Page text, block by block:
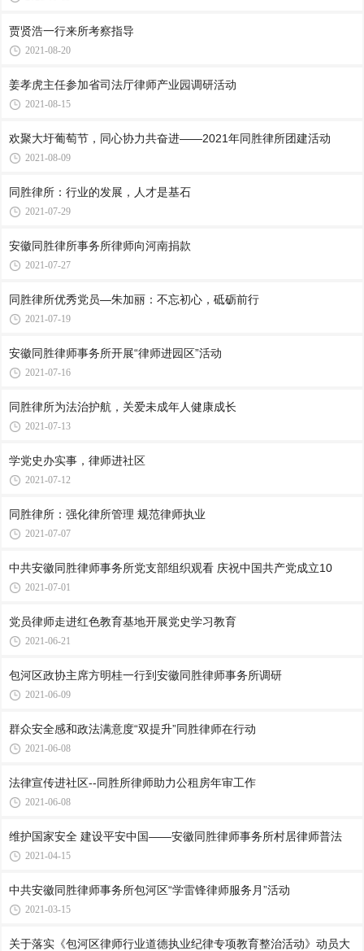
贾贤浩一行来所考察指导
2021-08-20
姜孝虎主任参加省司法厅律师产业园调研活动
2021-08-15
欢聚大圩葡萄节，同心协力共奋进——2021年同胜律所团建活动
2021-08-09
同胜律所：行业的发展，人才是基石
2021-07-29
安徽同胜律所事务所律师向河南捐款
2021-07-27
同胜律所优秀党员—朱加丽：不忘初心，砥砺前行
2021-07-19
安徽同胜律师事务所开展“律师进园区”活动
2021-07-16
同胜律所为法治护航，关爱未成年人健康成长
2021-07-13
学党史办实事，律师进社区
2021-07-12
同胜律所：强化律所管理 规范律师执业
2021-07-07
中共安徽同胜律师事务所党支部组织观看 庆祝中国共产党成立10
2021-07-01
党员律师走进红色教育基地开展党史学习教育
2021-06-21
包河区政协主席方明桂一行到安徽同胜律师事务所调研
2021-06-09
群众安全感和政法满意度“双提升”同胜律师在行动
2021-06-08
法律宣传进社区--同胜所律师助力公租房年审工作
2021-06-08
维护国家安全 建设平安中国——安徽同胜律师事务所村居律师普法
2021-04-15
中共安徽同胜律师事务所包河区“学雷锋律师服务月”活动
2021-03-15
关于落实《包河区律师行业道德执业纪律专项教育整治活动》动员大